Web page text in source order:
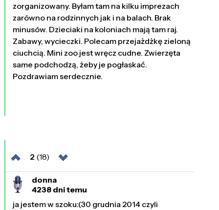
zorganizowany. Byłam tam na kilku imprezach
zarówno na rodzinnych jak i na balach. Brak
minusów. Dzieciaki na koloniach mają tam raj.
Zabawy, wycieczki. Polecam przejażdżkę zieloną
ciuchcią. Mini zoo jest wręcz cudne. Zwierzęta
same podchodzą, żeby je pogłaskać.
Pozdrawiam serdecznie.
2 (18)
donna
4238 dni temu
ja jestem w szoku:(30 grudnia 2014 czyli